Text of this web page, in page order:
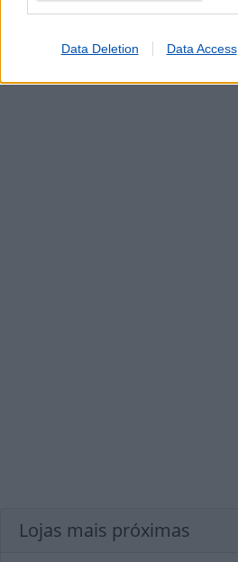
Data Deletion Data Access
Validação de Documentos
Lojas mais próximas